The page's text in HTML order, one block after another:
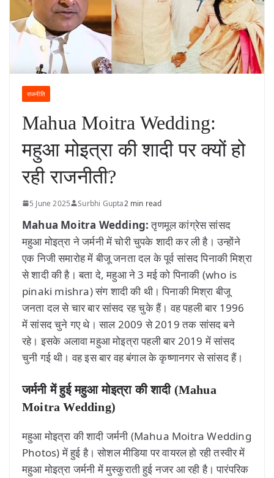
राजनीति
Mahua Moitra Wedding:
महुआ मोइत्रा की शादी पर क्यों हो
रही राजनीती?
5 June 2025 Surbhi Gupta2 min read
Mahua Moitra Wedding:तृणमूल कांग्रेस सांसद
महुआ मोइत्रा ने जर्मनी में चोरी चुपके शादी कर ली है। उन्होंने
एक निजी समारोह में बीजू जनता दल के पूर्व सांसद पिनाकी मिश्रा
से शादी की है। बता दे, महुआ ने 3 मई को पिनाकी (who is
pinaki mishra) संग शादी की थी। पिनाकी मिश्रा बीजू
जनता दल से चार बार सांसद रह चुके हैं। वह पहली बार 1996
में सांसद चुने गए थे। साल 2009 से 2019 तक सांसद बने
रहे। इसके अलावा महुआ मोइत्रा पहली बार 2019 में सांसद
चुनी गई थी। वह इस बार वह बंगाल के कृष्णानगर से सांसद हैं।
जर्मनी में हुई महुआ मोइत्रा की शादी (Mahua
Moitra Wedding)
महुआ मोइत्रा की शादी जर्मनी (Mahua Moitra Wedding
Photos) में हुई है। सोशल मीडिया पर वायरल हो रही तस्वीर में
महुआ मोइत्रा जर्मनी में मुस्कुराती हुई नजर आ रही है। पारंपरिक